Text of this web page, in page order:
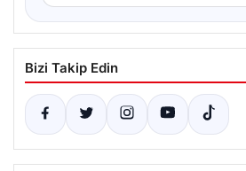
Bizi Takip Edin